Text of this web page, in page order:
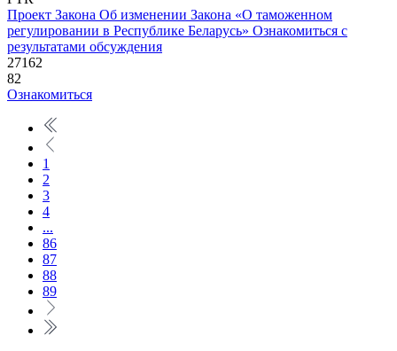
Проект Закона Об изменении Закона «О таможенном
регулировании в Республике Беларусь» Ознакомиться с
результатами обсуждения
27162
82
Ознакомиться
1
2
3
4
...
86
87
88
89